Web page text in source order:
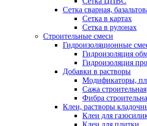
Сетка сварная,
Сетка в картах
Сетка в рулонах
Строительные смеси
Гидроизоляционные
Гидроизоляция
Гидроизоляция
Добавки в растворы
Модификаторы,
Сажа строительная
Фибра
Клеи, растворы
Клеи для
Клеи для плитки